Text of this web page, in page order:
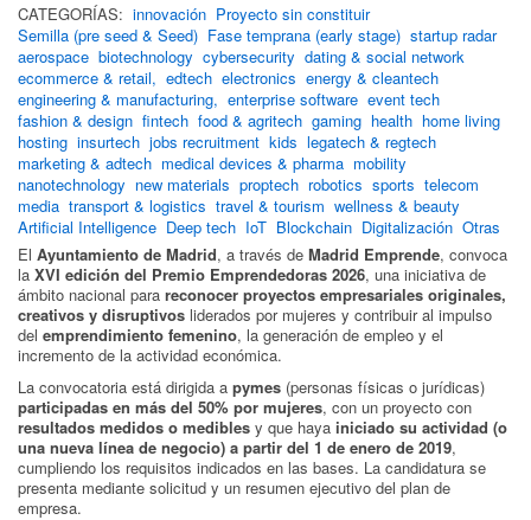
CATEGORÍAS: innovación Proyecto sin constituir
Semilla (pre seed & Seed) Fase temprana (early stage) startup radar
aerospace biotechnology cybersecurity dating & social network
ecommerce & retail, edtech electronics energy & cleantech
engineering & manufacturing, enterprise software event tech
fashion & design fintech food & agritech gaming health home living
hosting insurtech jobs recruitment kids legatech & regtech
marketing & adtech medical devices & pharma mobility
nanotechnology new materials proptech robotics sports telecom
media transport & logistics travel & tourism wellness & beauty
Artificial Intelligence Deep tech IoT Blockchain Digitalización Otras
El Ayuntamiento de Madrid, a través de Madrid Emprende, convoca
la XVI edición del Premio Emprendedoras 2026, una iniciativa de
ámbito nacional para reconocer proyectos empresariales originales,
creativos y disruptivos liderados por mujeres y contribuir al impulso
del emprendimiento femenino, la generación de empleo y el
incremento de la actividad económica.
La convocatoria está dirigida a pymes (personas físicas o jurídicas)
participadas en más del 50% por mujeres, con un proyecto con
resultados medidos o medibles y que haya iniciado su actividad (o
una nueva línea de negocio) a partir del 1 de enero de 2019,
cumpliendo los requisitos indicados en las bases. La candidatura se
presenta mediante solicitud y un resumen ejecutivo del plan de
empresa.